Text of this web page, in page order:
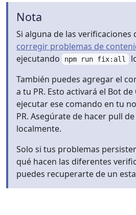
Nota
Si alguna de las verificaciones
corregir problemas de
ejecutando
npm run fix:all
También puedes agregar el
a tu PR. Esto activará el Bot
ejecutar ese comando en tu
PR. Asegúrate de hacer pull
localmente.
Solo si tus problemas
qué hacen las diferentes
puedes recuperarte de un